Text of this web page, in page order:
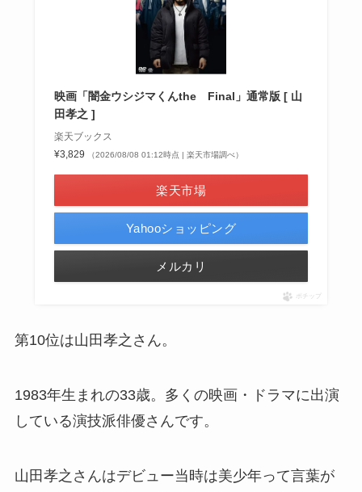
映画「闇金ウシジマくんthe Final」通常版 [ 山
田孝之 ]
楽天ブックス
¥3,829
（2026/08/08 01:12時点 | 楽天市場調べ）
楽天市場
Yahooショッピング
メルカリ
ポチップ
第10位は山田孝之さん。
1983年生まれの33歳。多くの映画・ドラマに出演
している演技派俳優さんです。
山田孝之さんはデビュー当時は美少年って言葉が